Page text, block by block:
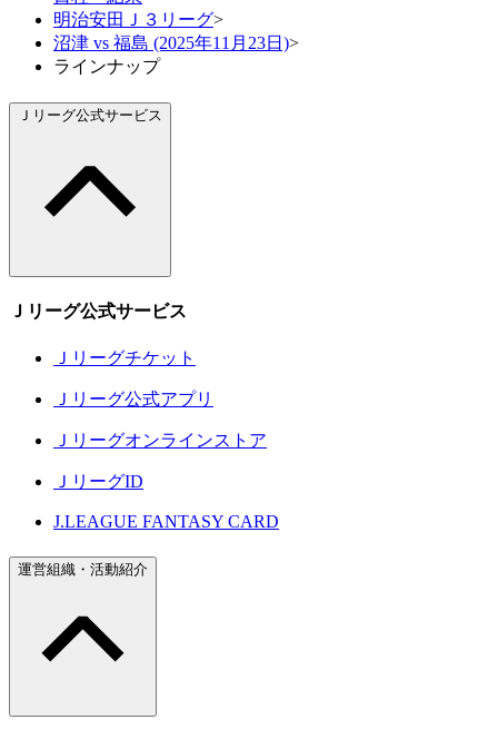
明治安田Ｊ３リーグ>
沼津 vs 福島 (2025年11月23日)>
ラインナップ
Ｊリーグ公式サービス
Ｊリーグ公式サービス
Ｊリーグチケット
Ｊリーグ公式アプリ
Ｊリーグオンラインストア
ＪリーグID
J.LEAGUE FANTASY CARD
運営組織・活動紹介